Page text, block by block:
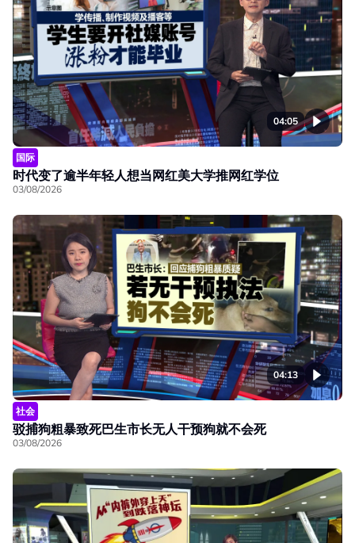
04:05
国际
时代变了逾半年轻人想当网红美大学推网红学位
03/08/2026
04:13
社会
驳捕狗粗暴致死巴生市长无人干预狗就不会死
03/08/2026